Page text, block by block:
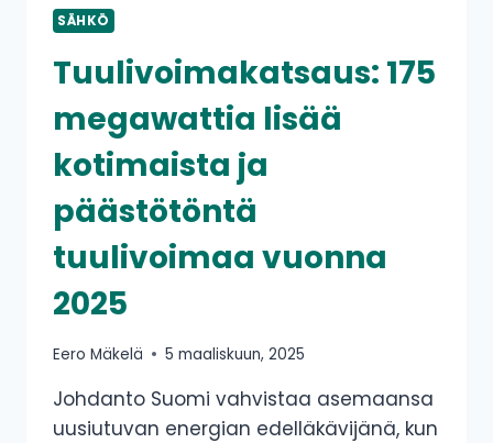
SÄHKÖ
Tuulivoimakatsaus: 175
megawattia lisää
kotimaista ja
päästötöntä
tuulivoimaa vuonna
2025
Eero Mäkelä 5 maaliskuun, 2025
Johdanto Suomi vahvistaa asemaansa
uusiutuvan energian edelläkävijänä, kun